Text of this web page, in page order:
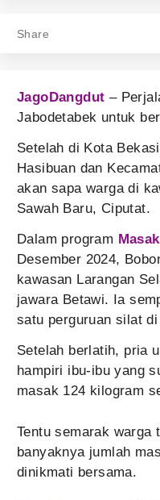
Share
JagoDangdut –
Jabodetabek untuk
Setelah di Kota
Hasibuan dan
akan sapa warga di
Sawah Baru, Ciputat.
Dalam program
Desember 2024,
kawasan Larangan
jawara Betawi. Ia
satu perguruan silat di
Setelah berlatih, pria
hampiri ibu-ibu yang
masak 124 kilogram
Tentu semarak warga
banyaknya jumlah
dinikmati bersama.